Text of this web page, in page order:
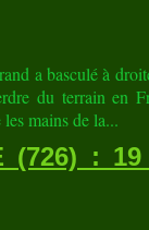
a basculé à
du terrain en
mains de la...
(726) :